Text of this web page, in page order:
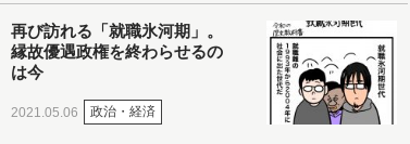
再び訪れる「就職氷河期」。
縁故優遇政権を終わらせるの
は今
2021.05.06 政治・経済